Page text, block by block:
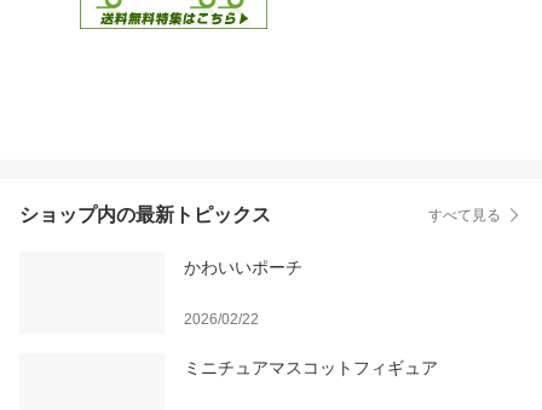
ショップ内の最新トピックス すべて見る
かわいいポーチ
2026/02/22
ミニチュアマスコットフィギュア